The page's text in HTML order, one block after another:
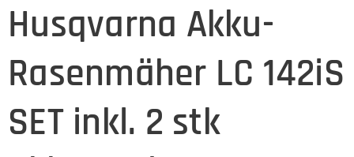
Husqvarna Akku-
Rasenmäher LC 142iS
SET inkl. 2 stk